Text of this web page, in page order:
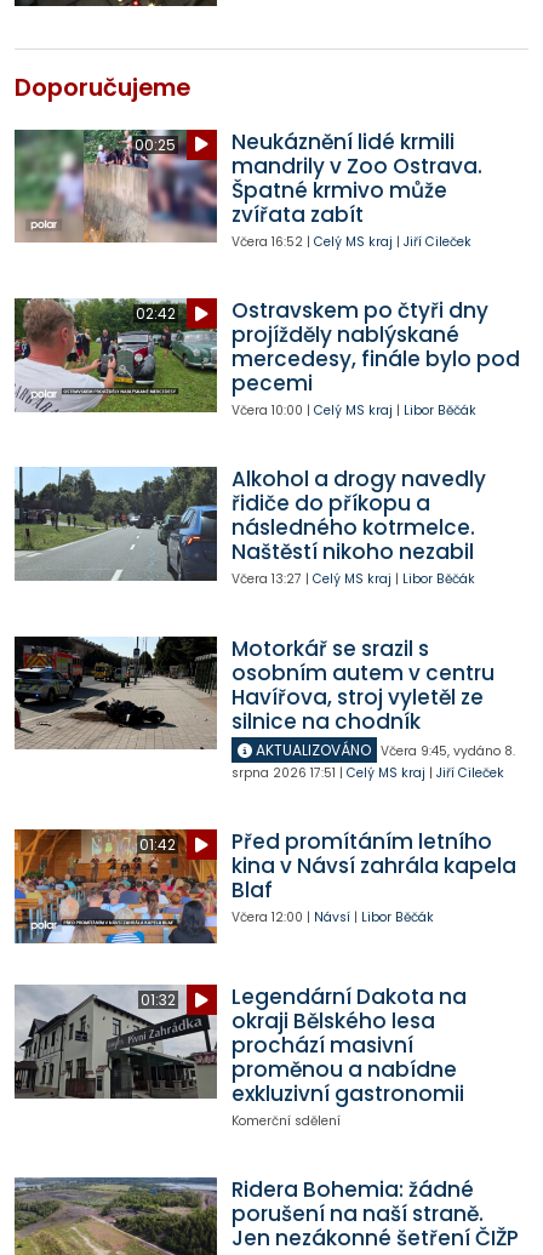
Doporučujeme
00:25
Neukáznění lidé krmili
mandrily v Zoo Ostrava.
Špatné krmivo může
zvířata zabít
Včera 16:52| Celý MS kraj | Jiří Cileček
02:42
Ostravskem po čtyři dny
projížděly nablýskané
mercedesy, finále bylo pod
pecemi
Včera 10:00 | Celý MS kraj | Libor Běčák
Alkohol a drogy navedly
řidiče do příkopu a
následného kotrmelce.
Naštěstí nikoho nezabil
Včera 13:27 | Celý MS kraj | Libor Běčák
Motorkář se srazil s
osobním autem v centru
Havířova, stroj vyletěl ze
silnice na chodník
AKTUALIZOVÁNO Včera 9:45, vydáno 8.
srpna 2026 17:51 | Celý MS kraj | Jiří Cileček
01:42
Před promítáním letního
kina v Návsí zahrála kapela
Blaf
Včera 12:00 | Návsí| Libor Běčák
01:32
Legendární Dakota na
okraji Bělského lesa
prochází masivní
proměnou a nabídne
exkluzivní gastronomii
Komerční sdělení
Ridera Bohemia: žádné
porušení na naší straně.
Jen nezákonné šetření ČIŽP